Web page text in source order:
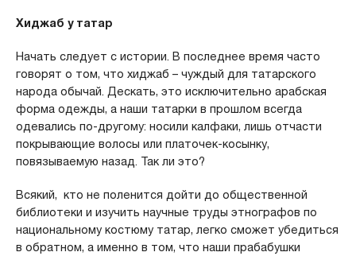
Хиджаб у татар
Начать следует с истории. В последнее время часто
говорят о том, что хиджаб – чуждый для татарского
народа обычай. Дескать, это исключительно арабская
форма одежды, а наши татарки в прошлом всегда
одевались по-другому: носили калфаки, лишь отчасти
покрывающие волосы или платочек-косынку,
повязываемую назад. Так ли это?
Всякий, кто не поленится дойти до общественной
библиотеки и изучить научные труды этнографов по
национальному костюму татар, легко сможет убедиться
в обратном, а именно в том, что наши прабабушки